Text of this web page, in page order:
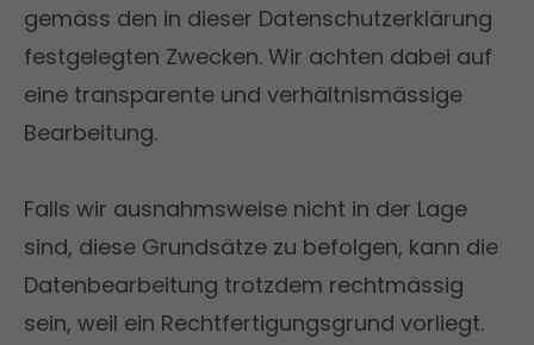
gemäss den in dieser Datenschutzerklärung
festgelegten Zwecken. Wir achten dabei auf
eine transparente und verhältnismässige
Bearbeitung.
Falls wir ausnahmsweise nicht in der Lage
sind, diese Grundsätze zu befolgen, kann die
Datenbearbeitung trotzdem rechtmässig
sein, weil ein Rechtfertigungsgrund vorliegt.